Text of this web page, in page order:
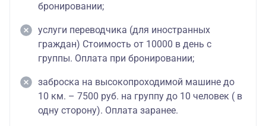
бронировании;
услуги переводчика (для иностранных
граждан) Стоимость от 10000 в день с
группы. Оплата при бронировании;
заброска на высокопроходимой машине до
10 км. – 7500 руб. на группу до 10 человек ( в
одну сторону). Оплата заранее.